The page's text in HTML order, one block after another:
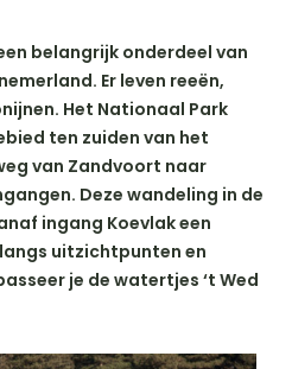
belangrijk onderdeel van
Er leven reeën,
Het Nationaal Park
ten zuiden van het
van Zandvoort naar
Deze wandeling in de
ingang Koevlak een
uitzichtpunten en
je de watertjes ‘t Wed